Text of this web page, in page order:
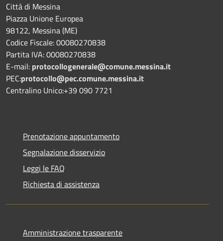
Città di Messina
Piazza Unione Europea
98122, Messina (ME)
Codice Fiscale: 00080270838
Partita IVA: 00080270838
E-mail: protocollogenerale@comune.messina.it
PEC:protocollo@pec.comune.messina.it
Centralino Unico:+39 090 7721
Prenotazione appuntamento
Segnalazione disservizio
Leggi le FAQ
Richiesta di assistenza
Amministrazione trasparente